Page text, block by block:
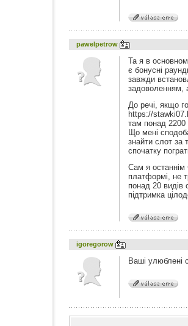
pawelpetrow
Та я в
є бонусні
завжди
задоволенням,
До речі, якщо
https://
там понад 2200
Що мені
знайти слот
спочатку
Сам я
платформі, не
понад 20 видів
підтримка
igoregorow
Ваші улюблені